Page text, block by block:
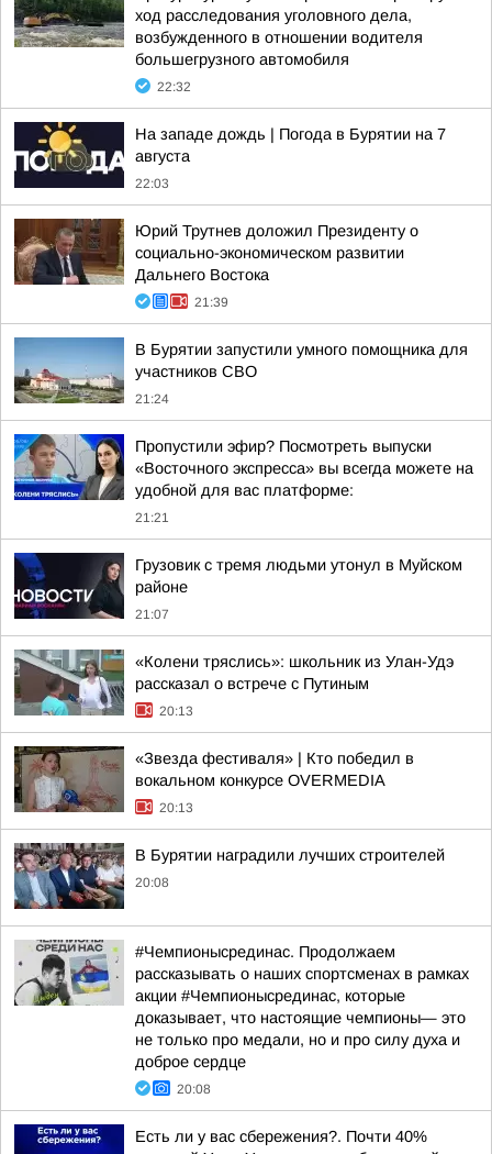
ход расследования уголовного дела,
возбужденного в отношении водителя
большегрузного автомобиля
22:32
На западе дождь | Погода в Бурятии на 7
августа
22:03
Юрий Трутнев доложил Президенту о
социально-экономическом развитии
Дальнего Востока
21:39
В Бурятии запустили умного помощника для
участников СВО
21:24
Пропустили эфир? Посмотреть выпуски
«Восточного экспресса» вы всегда можете на
удобной для вас платформе:
21:21
Грузовик с тремя людьми утонул в Муйском
районе
21:07
«Колени тряслись»: школьник из Улан-Удэ
рассказал о встрече с Путиным
20:13
«Звезда фестиваля» | Кто победил в
вокальном конкурсе OVERMEDIA
20:13
В Бурятии наградили лучших строителей
20:08
#Чемпионысрединас. Продолжаем
рассказывать о наших спортсменах в рамках
акции #Чемпионысрединас, которые
доказывает, что настоящие чемпионы— это
не только про медали, но и про силу духа и
доброе сердце
20:08
Есть ли у вас сбережения?. Почти 40%